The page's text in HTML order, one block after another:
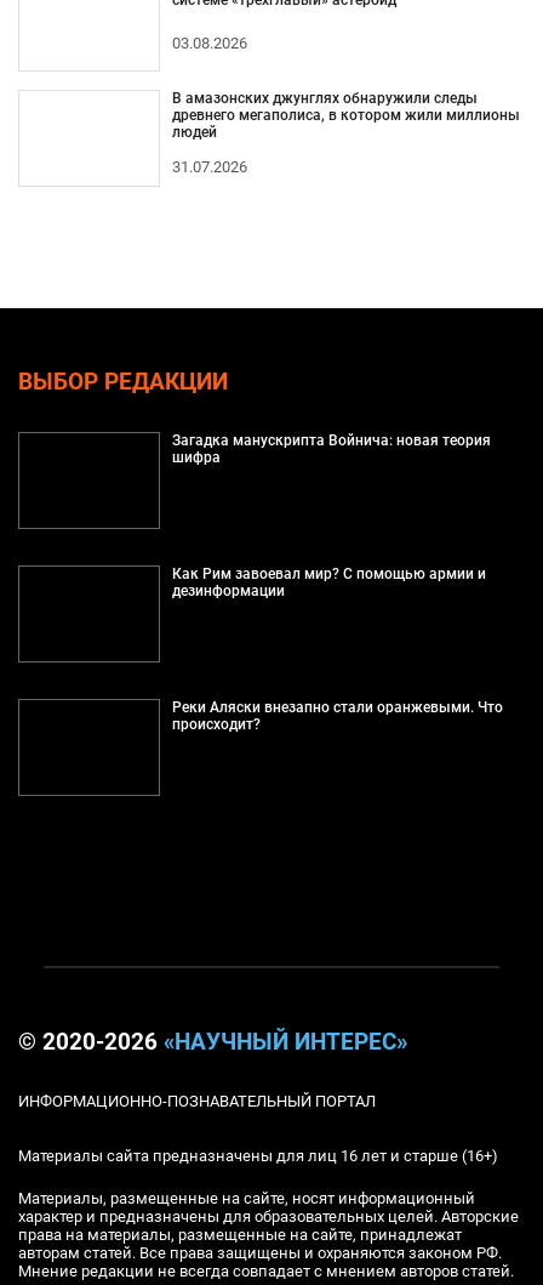
03.08.2026
В амазонских джунглях обнаружили следы
древнего мегаполиса, в котором жили миллионы
людей
31.07.2026
ВЫБОР РЕДАКЦИИ
Загадка манускрипта Войнича: новая теория
шифра
Как Рим завоевал мир? С помощью армии и
дезинформации
Реки Аляски внезапно стали оранжевыми. Что
происходит?
© 2020-2026 «НАУЧНЫЙ ИНТЕРЕС»
ИНФОРМАЦИОННО-ПОЗНАВАТЕЛЬНЫЙ ПОРТАЛ
Материалы сайта предназначены для лиц 16 лет и старше (16+)
Материалы, размещенные на сайте, носят информационный
характер и предназначены для образовательных целей. Авторские
права на материалы, размещенные на сайте, принадлежат
авторам статей. Все права защищены и охраняются законом РФ.
Мнение редакции не всегда совпадает с мнением авторов статей.